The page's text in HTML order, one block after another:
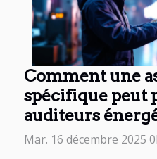
Comment une
spécifique peut
auditeurs
Mar. 16 décembre 2025